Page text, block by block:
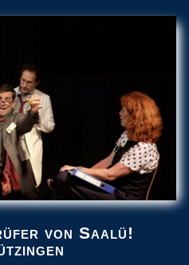
von Saalü!